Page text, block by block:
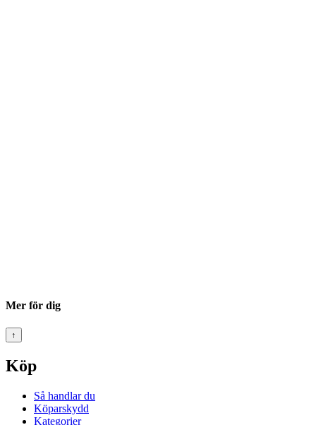
Mer för dig
↑
Köp
Så handlar du
Köparskydd
Kategorier